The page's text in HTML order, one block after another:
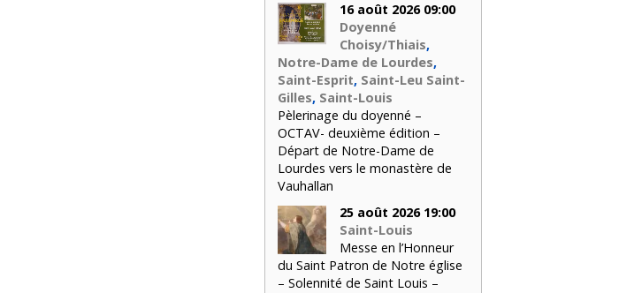
16 août 2026 09:00
Doyenné
Choisy/Thiais,
Notre-Dame de Lourdes,
Saint-Esprit, Saint-Leu Saint-
Gilles, Saint-Louis
Pèlerinage du doyenné –
OCTAV- deuxième édition –
Départ de Notre-Dame de
Lourdes vers le monastère de
Vauhallan
25 août 2026 19:00
Saint-Louis
Messe en l’Honneur
du Saint Patron de Notre église
– Solennité de Saint Louis –